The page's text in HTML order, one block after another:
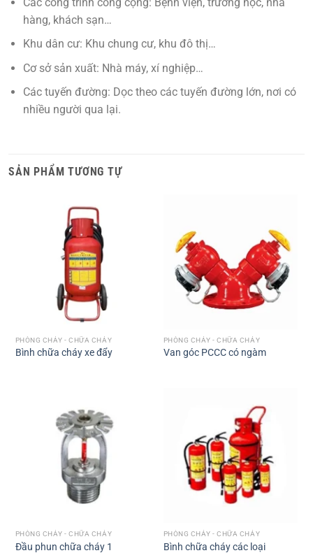
hàng, khách sạn…
Khu dân cư: Khu chung cư, khu đô thị…
Cơ sở sản xuất: Nhà máy, xí nghiệp…
Các tuyến đường: Dọc theo các tuyến đường lớn, nơi có
nhiều người qua lại.
SẢN PHẨM TƯƠNG TỰ
PHÒNG CHÁY - CHỮA CHÁY
Bình chữa cháy xe đẩy
PHÒNG CHÁY - CHỮA CHÁY
Van góc PCCC có ngàm
PHÒNG CHÁY - CHỮA CHÁY
Đầu phun chữa cháy 1
PHÒNG CHÁY - CHỮA CHÁY
Bình chữa cháy các loại